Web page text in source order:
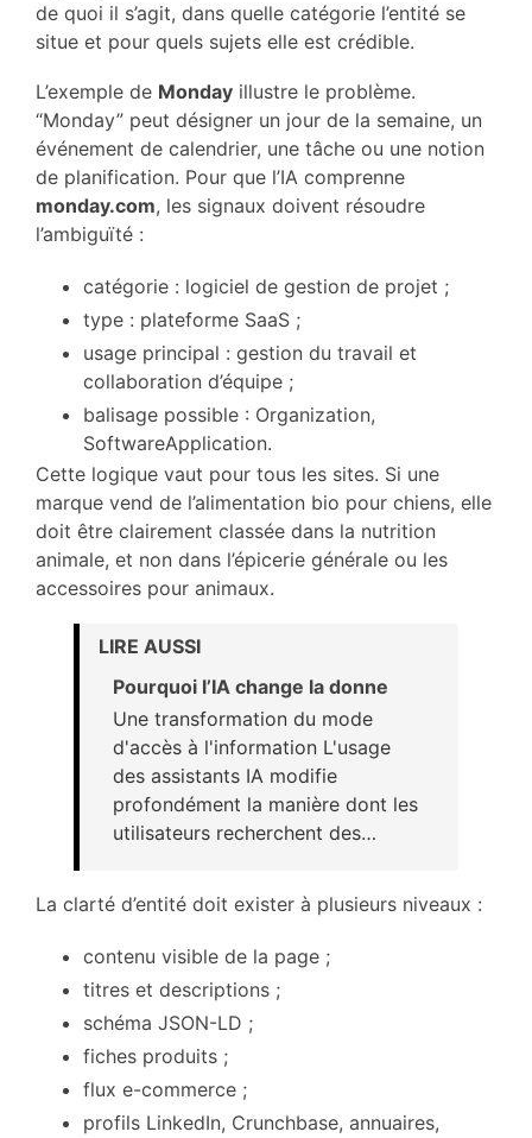
de quoi il s’agit, dans quelle catégorie l’entité se
situe et pour quels sujets elle est crédible.
L’exemple de Monday illustre le problème.
“Monday” peut désigner un jour de la semaine, un
événement de calendrier, une tâche ou une notion
de planification. Pour que l’IA comprenne
monday.com, les signaux doivent résoudre
l’ambiguïté :
catégorie : logiciel de gestion de projet ;
type : plateforme SaaS ;
usage principal : gestion du travail et
collaboration d’équipe ;
balisage possible : Organization,
SoftwareApplication.
Cette logique vaut pour tous les sites. Si une
marque vend de l’alimentation bio pour chiens, elle
doit être clairement classée dans la nutrition
animale, et non dans l’épicerie générale ou les
accessoires pour animaux.
LIRE AUSSI
Pourquoi l’IA change la donne
Une transformation du mode
d'accès à l'information L'usage
des assistants IA modifie
profondément la manière dont les
utilisateurs recherchent des…
La clarté d’entité doit exister à plusieurs niveaux :
contenu visible de la page ;
titres et descriptions ;
schéma JSON-LD ;
fiches produits ;
flux e-commerce ;
profils LinkedIn, Crunchbase, annuaires,